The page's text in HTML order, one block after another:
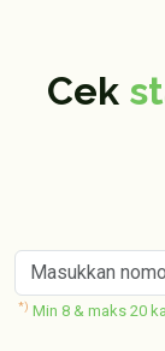
Cek
*) Min 8 & maks 20